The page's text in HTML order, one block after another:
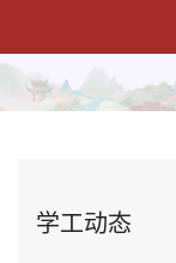
学工动态